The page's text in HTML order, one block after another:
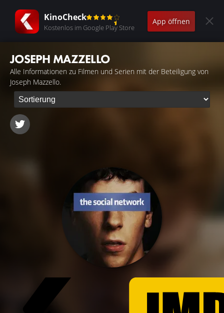
KinoCheck
Kostenlos im Google Play Store
App öffnen
JOSEPH MAZZELLO
Alle Informationen zu Filmen und Serien mit der Beteiligung von
Joseph Mazzello.